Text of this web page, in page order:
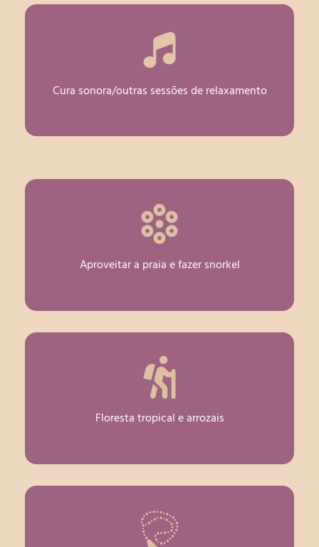
Cura sonora/outras sessões de relaxamento
Aproveitar a praia e fazer snorkel
Floresta tropical e arrozais